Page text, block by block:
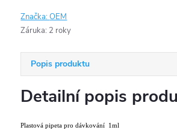
Značka:OEM
Záruka: 2 roky
Popis produktu
Detailní popis
Plastová pipeta pro dávkování 1ml